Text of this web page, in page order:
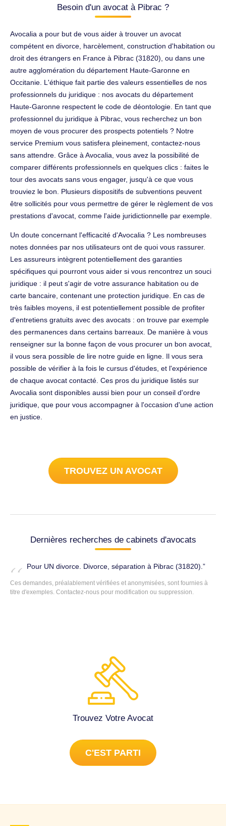
Besoin d'un avocat à Pibrac ?
Avocalia a pour but de vous aider à trouver un avocat
compétent en divorce, harcèlement, construction d'habitation ou
droit des étrangers en France à Pibrac (31820), ou dans une
autre agglomération du département Haute-Garonne en
Occitanie. L'éthique fait partie des valeurs essentielles de nos
professionnels du juridique : nos avocats du département
Haute-Garonne respectent le code de déontologie. En tant que
professionnel du juridique à Pibrac, vous recherchez un bon
moyen de vous procurer des prospects potentiels ? Notre
service Premium vous satisfera pleinement, contactez-nous
sans attendre. Grâce à Avocalia, vous avez la possibilité de
comparer différents professionnels en quelques clics : faites le
tour des avocats sans vous engager, jusqu'à ce que vous
trouviez le bon. Plusieurs dispositifs de subventions peuvent
être sollicités pour vous permettre de gérer le règlement de vos
prestations d'avocat, comme l'aide juridictionnelle par exemple.
Un doute concernant l'efficacité d'Avocalia ? Les nombreuses
notes données par nos utilisateurs ont de quoi vous rassurer.
Les assureurs intègrent potentiellement des garanties
spécifiques qui pourront vous aider si vous rencontrez un souci
juridique : il peut s'agir de votre assurance habitation ou de
carte bancaire, contenant une protection juridique. En cas de
très faibles moyens, il est potentiellement possible de profiter
d'entretiens gratuits avec des avocats : on trouve par exemple
des permanences dans certains barreaux. De manière à vous
renseigner sur la bonne façon de vous procurer un bon avocat,
il vous sera possible de lire notre guide en ligne. Il vous sera
possible de vérifier à la fois le cursus d'études, et l'expérience
de chaque avocat contacté. Ces pros du juridique listés sur
Avocalia sont disponibles aussi bien pour un conseil d'ordre
juridique, que pour vous accompagner à l'occasion d'une action
en justice.
TROUVEZ UN AVOCAT
Dernières recherches de cabinets d'avocats
Pour UN divorce. Divorce, séparation à Pibrac (31820).
Ces demandes, préalablement vérifiées et anonymisées, sont fournies à
titre d'exemples. Contactez-nous pour modification ou suppression.
Trouvez Votre Avocat
C'EST PARTI